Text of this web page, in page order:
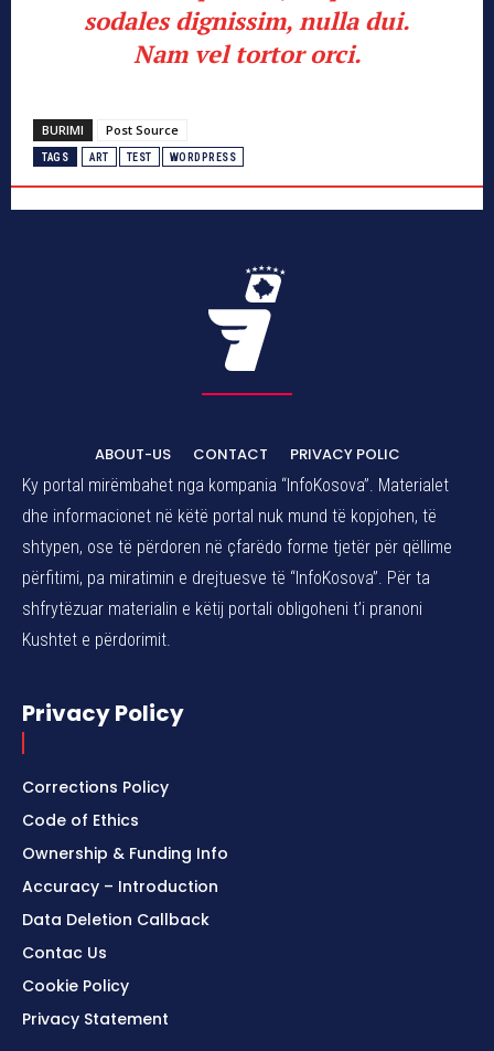
sodales dignissim, nulla dui.
Nam vel tortor orci.
BURIMI Post Source
TAGS ART TEST WORDPRESS
ABOUT-US CONTACT
PRIVACY POLIC
Ky portal mirëmbahet nga kompania “InfoKosova”. Materialet
dhe informacionet në këtë portal nuk mund të kopjohen, të
shtypen, ose të përdoren në çfarëdo forme tjetër për qëllime
përfitimi, pa miratimin e drejtuesve të “InfoKosova”. Për ta
shfrytëzuar materialin e këtij portali obligoheni t’i pranoni
Kushtet e përdorimit.
Privacy Policy
Corrections Policy
Code of Ethics
Ownership & Funding Info
Accuracy – Introduction
Data Deletion Callback
Contac Us
Cookie Policy
Privacy Statement